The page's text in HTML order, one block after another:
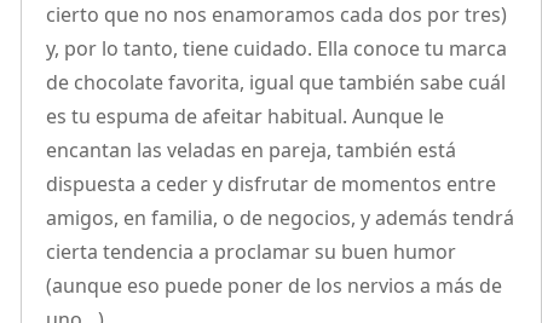
cierto que no nos enamoramos cada dos por tres)
y, por lo tanto, tiene cuidado. Ella conoce tu marca
de chocolate favorita, igual que también sabe cuál
es tu espuma de afeitar habitual. Aunque le
encantan las veladas en pareja, también está
dispuesta a ceder y disfrutar de momentos entre
amigos, en familia, o de negocios, y además tendrá
cierta tendencia a proclamar su buen humor
(aunque eso puede poner de los nervios a más de